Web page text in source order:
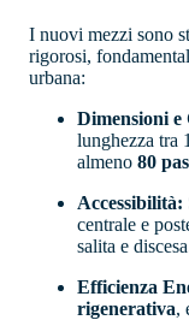
I nuovi mezzi sono
rigorosi,
urbana:
Dimensioni e
lunghezza tra
almeno 80
Accessibilità:
centrale e
salita e
Efficienza
rigenerativa,